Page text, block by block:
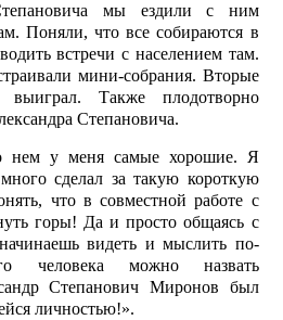
мы ездили с ним
Поняли, что все собираются в
встречи с населением там.
мини-собрания. Вторые
Также плодотворно
Степановича.
нем у меня самые хорошие. Я
сделал за такую короткую
что в совместной работе с
горы! Да и просто общаясь с
видеть и мыслить по-
человека можно назвать
Степанович Миронов был
личностью!».